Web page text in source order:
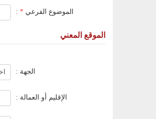
الموضوع الفرعي *
:
الموقع المعني
الجهة :
الإقليم أو العمالة :